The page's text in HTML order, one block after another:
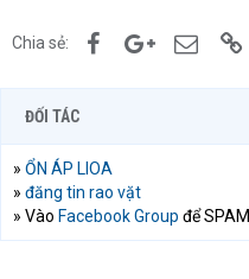
Chia sẻ: FacebookGoogle+Email
ĐỐI TÁC
» ỔN ÁP LIOA
» đăng tin rao vặt
» Vào Facebook Group để SPAM